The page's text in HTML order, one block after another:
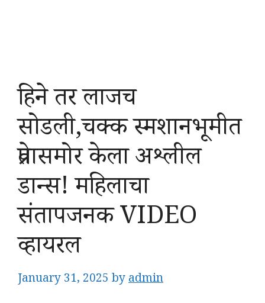
हिने तर लाजच
सोडली,चक्क स्मशानभूमीत
प्रेतासमोर केला अश्लील
डान्स! महिलाचा
संतापजनक VIDEO
व्हायरल
January 31, 2025 byadmin